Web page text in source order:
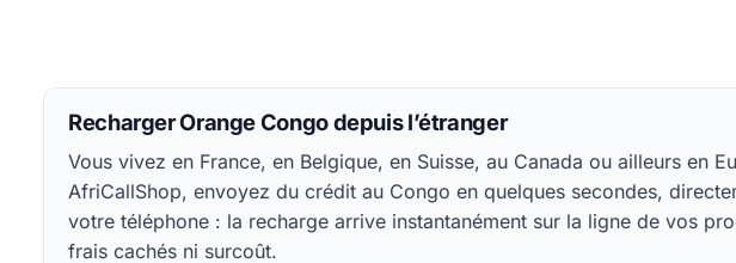
Recharger Orange Congo depuis l’étranger
Vous vivez en France, en Belgique, en Suisse, au Canada ou ailleurs en
AfriCallShop, envoyez du crédit au Congo en quelques secondes,
votre téléphone : la recharge arrive instantanément sur la ligne de vos
frais cachés ni surcoût.